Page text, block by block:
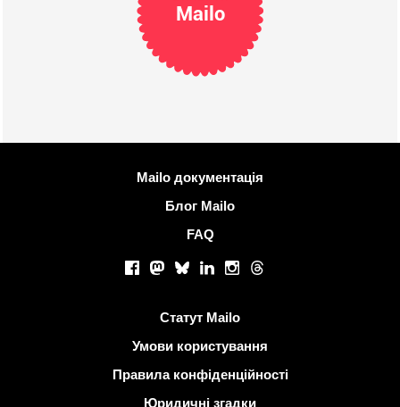
Mailo
Більше інформаціїMailo документація
Блог Mailo
FAQ
Соціальні мережі
Facebook
Mastodon
BlueskyLinkedInInstagram
Threads
Статут Mailo
Умови користування
Правила конфіденційності
Юридичні згадки